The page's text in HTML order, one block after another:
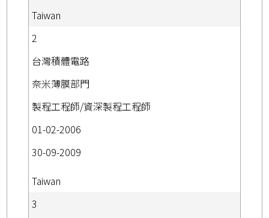
Taiwan
2
台灣積體電路
奈米薄膜部門
製程工程師/資深製程工程師
01-02-2006
30-09-2009
Taiwan
3